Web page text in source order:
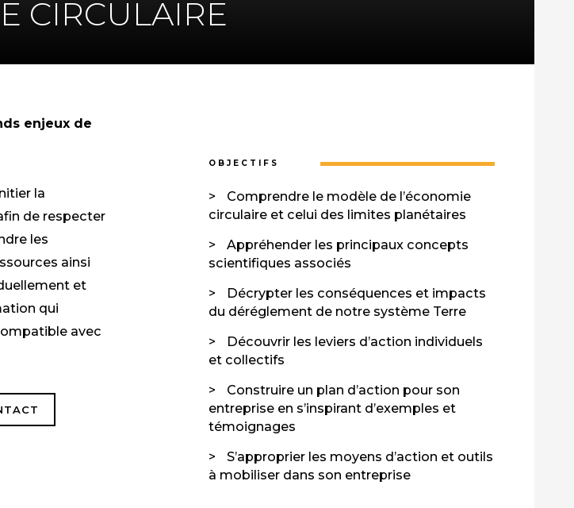
CIRCULAIRE
enjeux de
la
de respecter
les
ainsi
et
qui
avec
OBJECTIFS
Comprendre le modèle de l’économie
circulaire et celui des limites planétaires
Appréhender les principaux concepts
scientifiques associés
Décrypter les conséquences et impacts
du déréglement de notre système Terre
Découvrir les leviers d’action individuels
et collectifs
Construire un plan d’action pour son
entreprise en s’inspirant d’exemples et
témoignages
S’approprier les moyens d’action et outils
à mobiliser dans son entreprise